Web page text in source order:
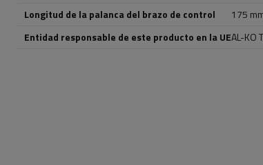
Longitud de la palanca del brazo de control
175
Entidad responsable de este producto en la UEAL-KO